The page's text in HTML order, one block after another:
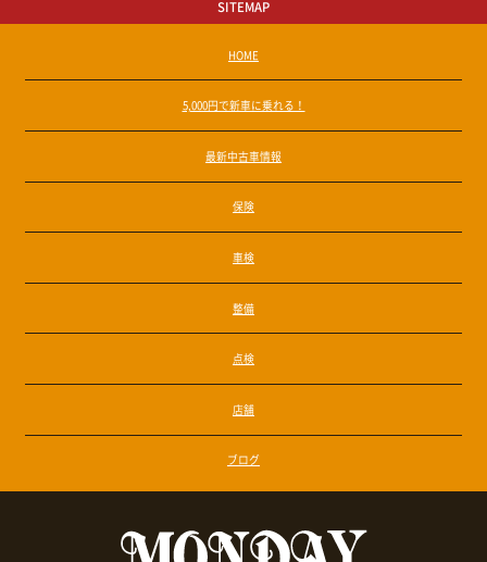
SITEMAP
HOME
5,000円で新車に乗れる！
最新中古車情報
保険
車検
整備
点検
店舗
ブログ